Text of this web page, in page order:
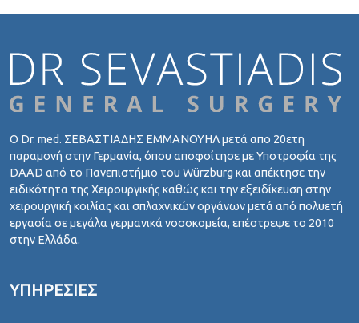
Ο Dr. med. ΣΕΒΑΣΤΙΑΔΗΣ ΕΜΜΑΝΟΥΗΛ μετά απο 20ετη
παραμονή στην Γερμανία, όπου αποφοίτησε με Υποτροφία της
DAAD από το Πανεπιστήμιο του Würzburg και απέκτησε την
ειδικότητα της Χειρουργικής καθώς και την εξειδίκευση στην
χειρουργική κοιλίας και σπλαχνικών οργάνων μετά από πολυετή
εργασία σε μεγάλα γερμανικά νοσοκομεία, επέστρεψε το 2010
στην Ελλάδα.
ΥΠΗΡΕΣΙΕΣ